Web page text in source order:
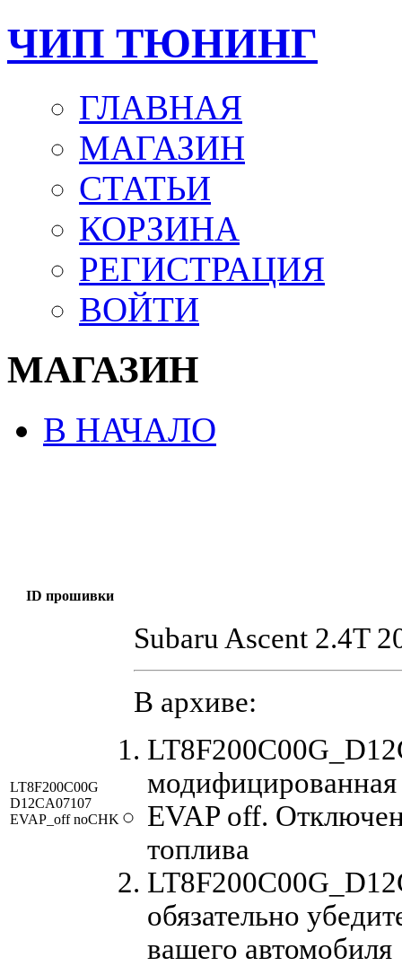
ЧИП ТЮНИНГ
ГЛАВНАЯ
МАГАЗИН
СТАТЬИ
КОРЗИНА
РЕГИСТРАЦИЯ
ВОЙТИ
МАГАЗИН
В НАЧАЛО
ID прошивки
LT8F200C00G
D12CA07107
EVAP_off noCHK
Subaru Ascent 2.4T
В архиве:
EVAP off.
топлива
обязательно
вашего автомобиля